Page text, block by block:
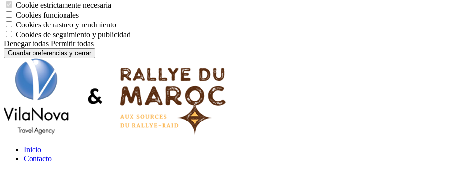
Cookie estrictamente necesaria
Cookies funcionales
Cookies de rastreo y rendmiento
Cookies de seguimiento y publicidad
Denegar todas Permitir todas
Guardar preferencias y cerrar
Inicio
Contacto